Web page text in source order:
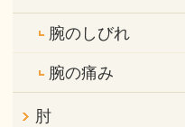
腕のしびれ
腕の痛み
肘